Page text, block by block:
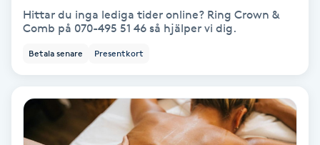
Fotsvamp
Fransar
Hittar du inga lediga tider online? Ring Crown &
Comb på 070-495 51 46 så hjälper vi dig.
Betala senare Presentkort